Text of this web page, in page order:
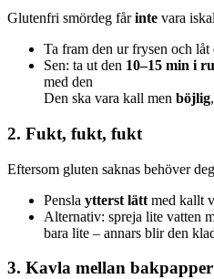
Glutenfri smördeg fårinte vara
Ta fram den ur frysen och
Sen: ta ut den 10–15 min i
med den
Den ska vara kall men böjlig
2. Fukt, fukt, fukt
Eftersom gluten saknas behöver
Pensla ytterst lätt med kallt
Alternativ: spreja lite vatten
bara lite – annars blir den
3. Kavla mellan bakpapper